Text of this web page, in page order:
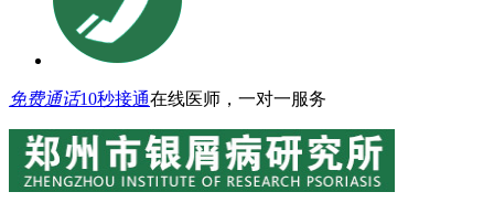
免费通话10秒接通在线医师，一对一服务